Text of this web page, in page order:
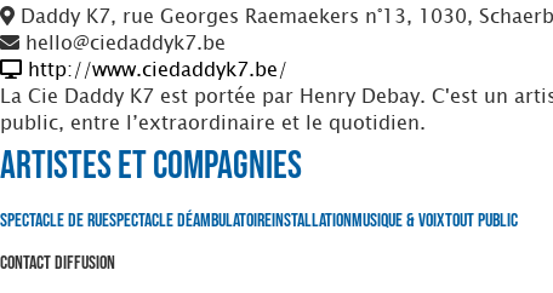
Daddy K7, rue Georges Raemaekers n°13, 1030,
hello@ciedaddyk7.be
http://www.ciedaddyk7.be/
La Cie Daddy K7 est portée par Henry Debay. C'est un
public, entre l’extraordinaire et le quotidien.
Artistes et Compagnies
Spectacle de RueSpectacle DéambulatoireInstallationMusique & VoixTout Public
Contact Diffusion